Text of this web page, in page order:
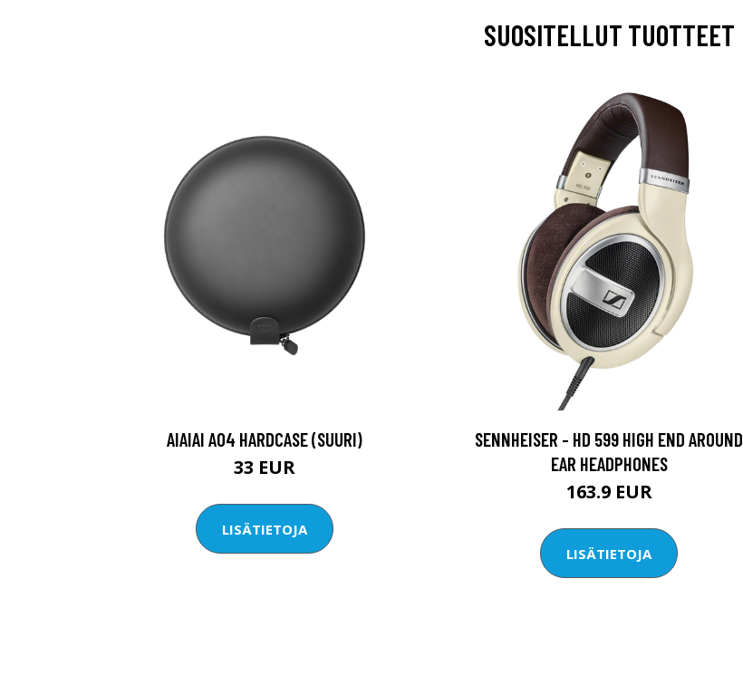
SUOSITELLUT TUOTTEET
AIAIAI A04 HARDCASE (SUURI)
33 EUR
LISÄTIETOJA
SENNHEISER - HD 599 HIGH END AROUND
EAR HEADPHONES
163.9 EUR
LISÄTIETOJA